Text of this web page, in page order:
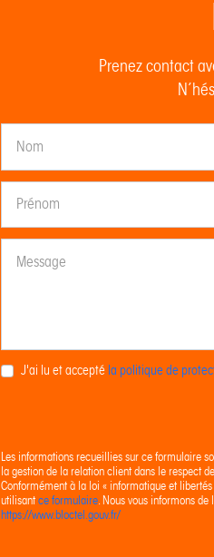
Prenez contact
J'ai lu et accepté la politique de
Les informations recueillies sur ce formulaire
la gestion de la relation client dans le respect
Conformément à la loi « informatique et
utilisant ce formulaire. Nous vous informons
https://www.bloctel.gouv.fr/